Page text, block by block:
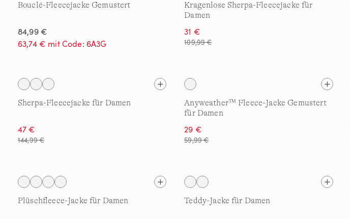
Bouclé-Fleecejacke Gemustert
84,99 €
63,74 € mit Code: 6A3G
Kragenlose Sherpa-Fleecejacke für
Damen
31 €
109,99 €
Sherpa-Fleecejacke für Damen
47 €
144,99 €
Anyweather™ Fleece-Jacke Gemustert
für Damen
29 €
59,99 €
Plüschfleece-Jacke für Damen Teddy-Jacke für Damen